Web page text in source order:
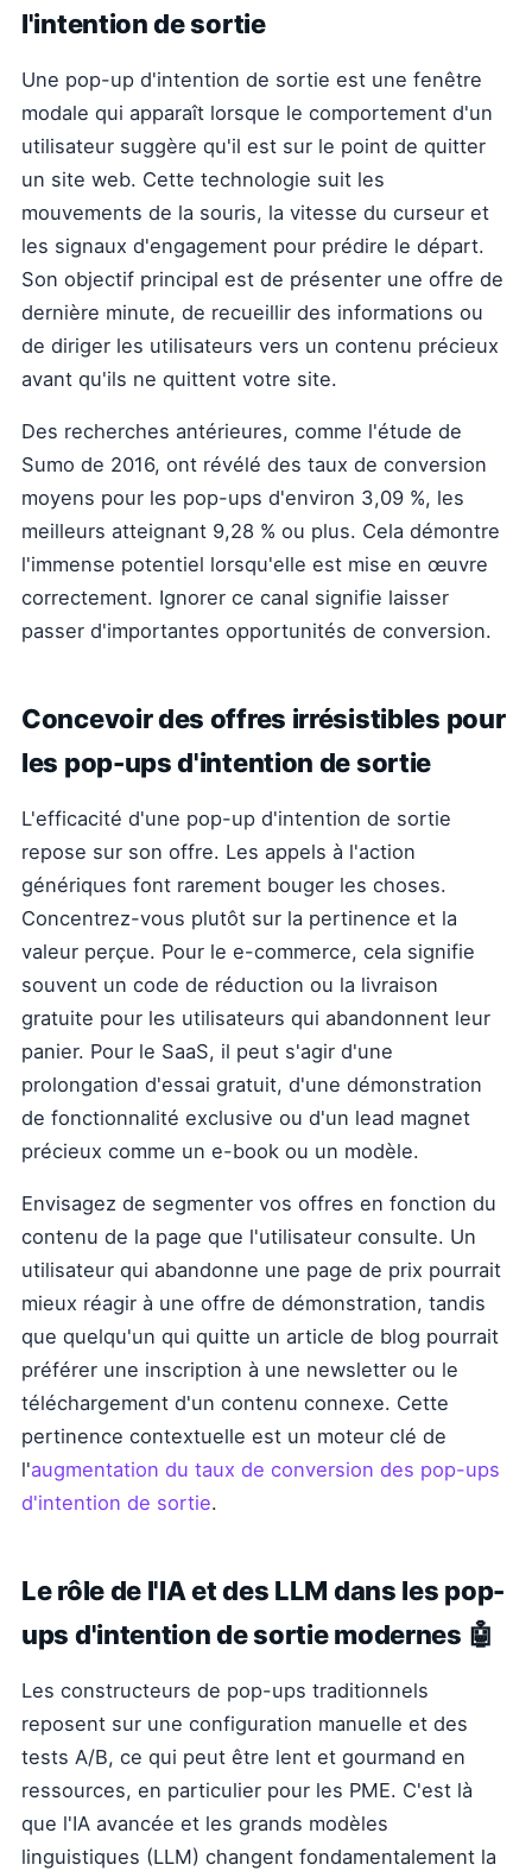
l'intention de sortie
Une pop-up d'intention de sortie est une fenêtre
modale qui apparaît lorsque le comportement d'un
utilisateur suggère qu'il est sur le point de quitter
un site web. Cette technologie suit les
mouvements de la souris, la vitesse du curseur et
les signaux d'engagement pour prédire le départ.
Son objectif principal est de présenter une offre de
dernière minute, de recueillir des informations ou
de diriger les utilisateurs vers un contenu précieux
avant qu'ils ne quittent votre site.
Des recherches antérieures, comme l'étude de
Sumo de 2016, ont révélé des taux de conversion
moyens pour les pop-ups d'environ 3,09 %, les
meilleurs atteignant 9,28 % ou plus. Cela démontre
l'immense potentiel lorsqu'elle est mise en œuvre
correctement. Ignorer ce canal signifie laisser
passer d'importantes opportunités de conversion.
Concevoir des offres irrésistibles pour
les pop-ups d'intention de sortie
L'efficacité d'une pop-up d'intention de sortie
repose sur son offre. Les appels à l'action
génériques font rarement bouger les choses.
Concentrez-vous plutôt sur la pertinence et la
valeur perçue. Pour le e-commerce, cela signifie
souvent un code de réduction ou la livraison
gratuite pour les utilisateurs qui abandonnent leur
panier. Pour le SaaS, il peut s'agir d'une
prolongation d'essai gratuit, d'une démonstration
de fonctionnalité exclusive ou d'un lead magnet
précieux comme un e-book ou un modèle.
Envisagez de segmenter vos offres en fonction du
contenu de la page que l'utilisateur consulte. Un
utilisateur qui abandonne une page de prix pourrait
mieux réagir à une offre de démonstration, tandis
que quelqu'un qui quitte un article de blog pourrait
préférer une inscription à une newsletter ou le
téléchargement d'un contenu connexe. Cette
pertinence contextuelle est un moteur clé de
l'augmentation du taux de conversion des pop-ups
d'intention de sortie.
Le rôle de l'IA et des LLM dans les pop-
ups d'intention de sortie modernes 🤖
Les constructeurs de pop-ups traditionnels
reposent sur une configuration manuelle et des
tests A/B, ce qui peut être lent et gourmand en
ressources, en particulier pour les PME. C'est là
que l'IA avancée et les grands modèles
linguistiques (LLM) changent fondamentalement la